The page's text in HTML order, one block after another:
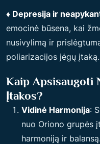
♦ Depresija ir
emocinė būsena, kai
nusivylimą ir
poliarizacijos jėgų įtaką.
Kaip Apsisaugoti
Įtakos?
Vidinė Harmonija:
nuo Oriono grupės
harmoniją ir